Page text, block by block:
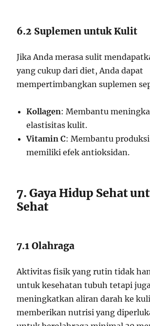
6.2 Suplemen untuk Kulit
Jika Anda merasa sulit
yang cukup dari diet, Anda dapat
mempertimbangkan suplemen
Kollagen: Membantu
elastisitas kulit.
Vitamin C: Membantu
memiliki efek antioksidan.
7. Gaya Hidup Sehat
Sehat
7.1 Olahraga
Aktivitas fisik yang rutin tidak
untuk kesehatan tubuh tetapi
meningkatkan aliran darah ke
memberikan nutrisi yang